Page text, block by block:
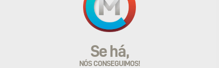
Se há,
NÓS CONSEGUIMOS!